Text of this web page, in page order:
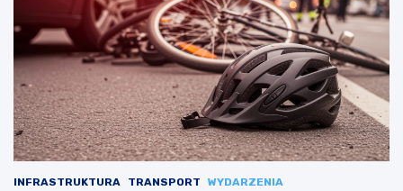
INFRASTRUKTURA TRANSPORT WYDARZENIA